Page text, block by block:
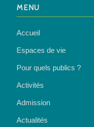
MENU
Accueil
Espaces de vie
Pour quels publics ?
Activités
Admission
Actualités